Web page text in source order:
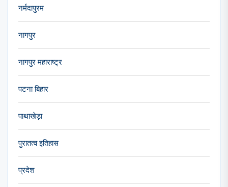
नर्मदापुरम
नागपुर
नागपुर महाराष्ट्र
पटना बिहार
पाथाखेड़ा
पुरातत्व इतिहास
प्रदेश